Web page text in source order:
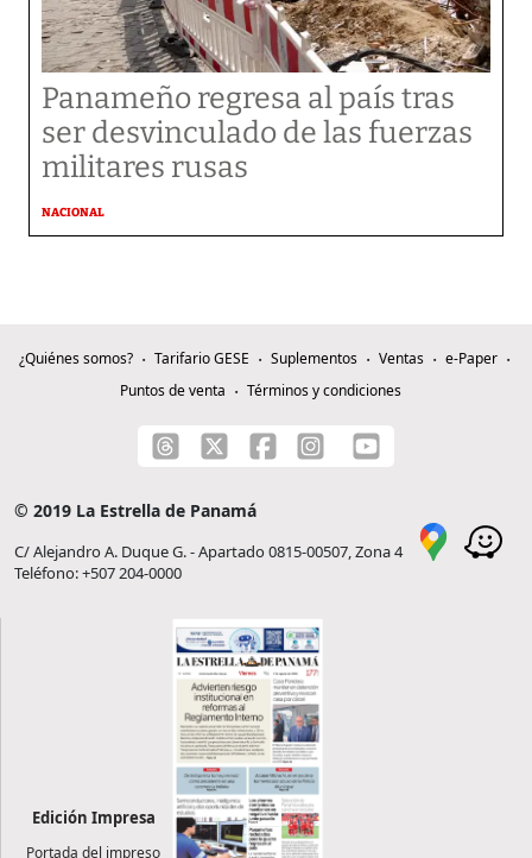
Panameño regresa al país tras
ser desvinculado de las fuerzas
militares rusas
NACIONAL
¿Quiénes somos? Tarifario GESE Suplementos Ventas
e-Paper
Puntos de venta
Términos y condiciones
© 2019 La Estrella de Panamá
C/ Alejandro A. Duque G. - Apartado 0815-00507, Zona 4
Teléfono: +507 204-0000
Edición Impresa
Portada del impreso